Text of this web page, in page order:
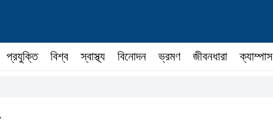
প্রযুক্তি বিশ্ব স্বাস্থ্য বিনোদন ভ্রমণ জীবনধারা ক্যাম্পাস